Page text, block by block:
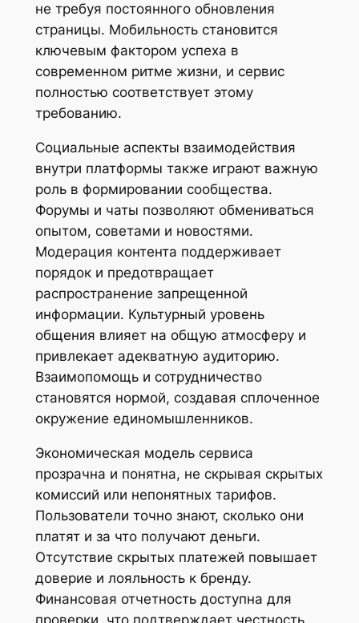
не требуя постоянного обновления
страницы. Мобильность становится
ключевым фактором успеха в
современном ритме жизни, и сервис
полностью соответствует этому
требованию.
Социальные аспекты взаимодействия
внутри платформы также играют важную
роль в формировании сообщества.
Форумы и чаты позволяют обмениваться
опытом, советами и новостями.
Модерация контента поддерживает
порядок и предотвращает
распространение запрещенной
информации. Культурный уровень
общения влияет на общую атмосферу и
привлекает адекватную аудиторию.
Взаимопомощь и сотрудничество
становятся нормой, создавая сплоченное
окружение единомышленников.
Экономическая модель сервиса
прозрачна и понятна, не скрывая скрытых
комиссий или непонятных тарифов.
Пользователи точно знают, сколько они
платят и за что получают деньги.
Отсутствие скрытых платежей повышает
доверие и лояльность к бренду.
Финансовая отчетность доступна для
проверки, что подтверждает честность